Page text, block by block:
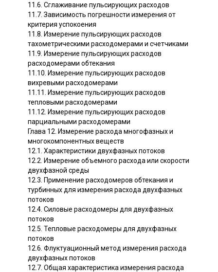
11.6. Сглаживание пульсирующих расходов
11.7. Зависимость погрешности измерения от
критерия успокоения
11.8. Измерение пульсирующих расходов
тахометрическими расходомерами и счетчиками
11.9. Измерение пульсирующих расходов
расходомерами обтекания
11.10. Измерение пульсирующих расходов
вихревыми расходомерами
11.11. Измерение пульсирующих расходов
тепловыми расходомерами
11.12. Измерение пульсирующих расходов
парциальными расходомерами
Глава 12. Измерение расхода многофазных и
многокомпонентных веществ
12.1. Характеристики двухфазных потоков
12.2. Измерение объемного расхода или скорости
двухфазной среды
12.3. Применение расходомеров обтекания и
турбинных для измерения расхода двухфазных
потоков
12.4. Силовые расходомеры для двухфазных
потоков
12.5. Тепловые расходомеры для двухфазных
потоков
12.6. Флуктуационный метод измерения расхода
двухфазных потоков
12.7. Общая характеристика измерения расхода